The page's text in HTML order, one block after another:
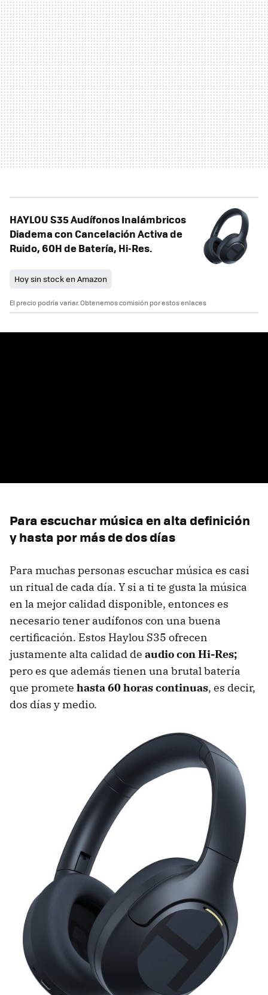
HAYLOU S35 Audífonos Inalámbricos
Diadema con Cancelación Activa de
Ruido, 60H de Batería, Hi-Res.
Hoy sin stock en Amazon
El precio podría variar. Obtenemos comisión por estos enlaces
Para escuchar música en alta definición
y hasta por más de dos días
Para muchas personas escuchar música es casi
un ritual de cada día. Y si a ti te gusta la música
en la mejor calidad disponible, entonces es
necesario tener audífonos con una buena
certificación. Estos Haylou S35 ofrecen
justamente alta calidad de audio con Hi-Res;
pero es que además tienen una brutal batería
que promete hasta 60 horas continuas, es decir,
dos días y medio.